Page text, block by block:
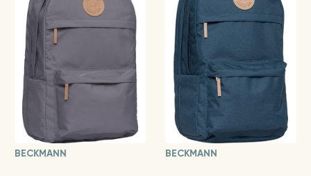
BECKMANN BECKMANN